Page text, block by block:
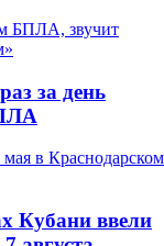
за день
Кубани ввели